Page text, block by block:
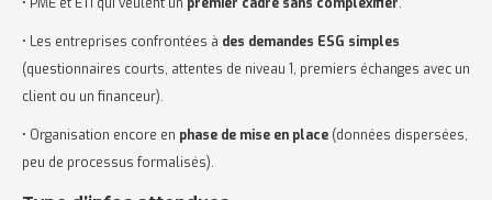
• PME et ETI qui veulent un premier cadre sans complexifier.
• Les entreprises confrontées à des demandes ESG simples
(questionnaires courts, attentes de niveau 1, premiers échanges avec un
client ou un financeur).
• Organisation encore en phase de mise en place (données dispersées,
peu de processus formalisés).